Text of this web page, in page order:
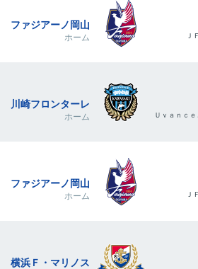
ファジアーノ岡山
ホーム Ｊ
川崎フロンターレ
ホーム
Ｕｖａｎｃ
ファジアーノ岡山
ホーム Ｊ
横浜Ｆ・マリノス